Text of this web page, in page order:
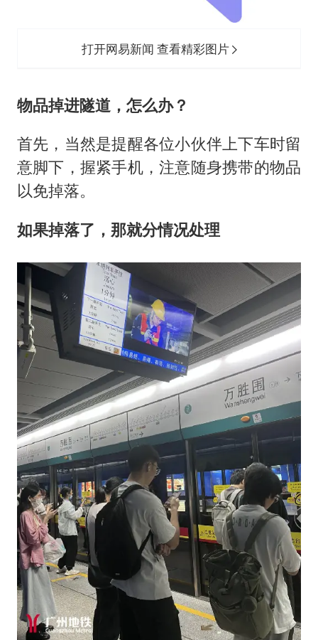
打开网易新闻 查看精彩图片
物品掉进隧道，怎么办？
首先，当然是提醒各位小伙伴上下车时留
意脚下，握紧手机，注意随身携带的物品
以免掉落。
如果掉落了，那就分情况处理